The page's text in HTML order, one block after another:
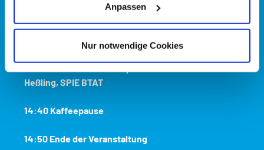
Anpassen
Nur notwendige Cookies
14:00 KI-gestützte Sturz- und Dekubitusprävention
für das Patientenzimmer
Carechamp
Heßling, SPIE BTAT
14:40 Kaffeepause
14:50 Ende der Veranstaltung